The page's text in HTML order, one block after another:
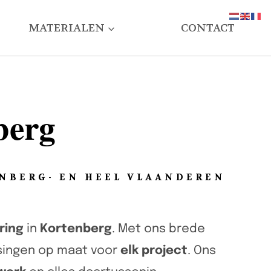
MATERIALEN CONTACT
EN HEEL VLAANDEREN
in Kortenberg. Met ons brede
op maat voor elk project. Ons